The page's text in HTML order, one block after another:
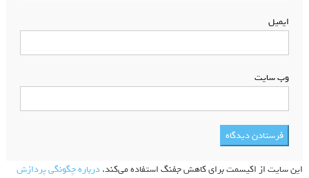
ایمیل
وب‌ سایت
این سایت از اکیسمت برای کاهش جفنگ استفاده می‌کند.درباره چگونگی پردازش